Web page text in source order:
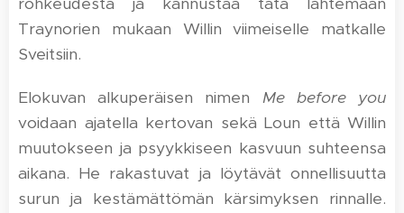
Traynorien mukaan Willin viimeiselle matkalle
Sveitsiin.
Elokuvan alkuperäisen nimen Me before you
voidaan ajatella kertovan sekä Loun että Willin
muutokseen ja psyykkiseen kasvuun suhteensa
aikana. He rakastuvat ja löytävät onnellisuutta
surun ja kestämättömän kärsimyksen rinnalle.